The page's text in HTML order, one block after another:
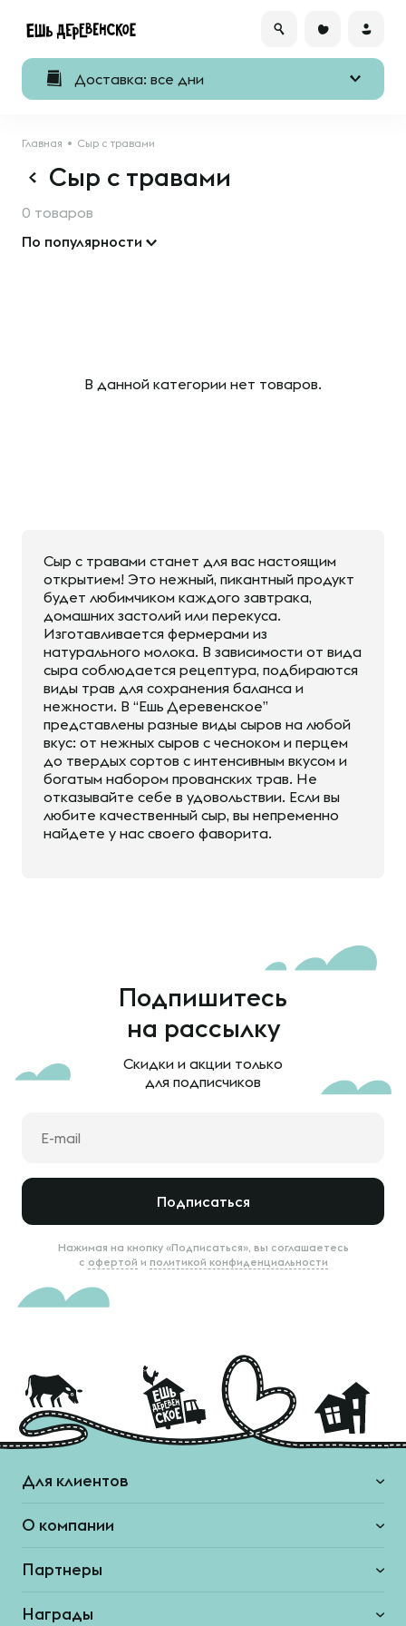
Доставка: все дни
Главная Сыр с травами
Сыр с травами
0 товаров
По популярности
В данной категории нет товаров.
Сыр с травами станет для вас настоящим
открытием! Это нежный, пикантный продукт
будет любимчиком каждого завтрака,
домашних застолий или перекуса.
Изготавливается фермерами из
натурального молока. В зависимости от вида
сыра соблюдается рецептура, подбираются
виды трав для сохранения баланса и
нежности. В “Ешь Деревенское”
представлены разные виды сыров на любой
вкус: от нежных сыров с чесноком и перцем
до твердых сортов с интенсивным вкусом и
богатым набором прованских трав. Не
отказывайте себе в удовольствии. Если вы
любите качественный сыр, вы непременно
найдете у нас своего фаворита.
Подпишитесь
на рассылку
Скидки и акции только
для подписчиков
Подписаться
Нажимая на кнопку «Подписаться», вы соглашаетесь
с офертой и политикой конфиденциальности
Для клиентов
О компании
Партнеры
Награды